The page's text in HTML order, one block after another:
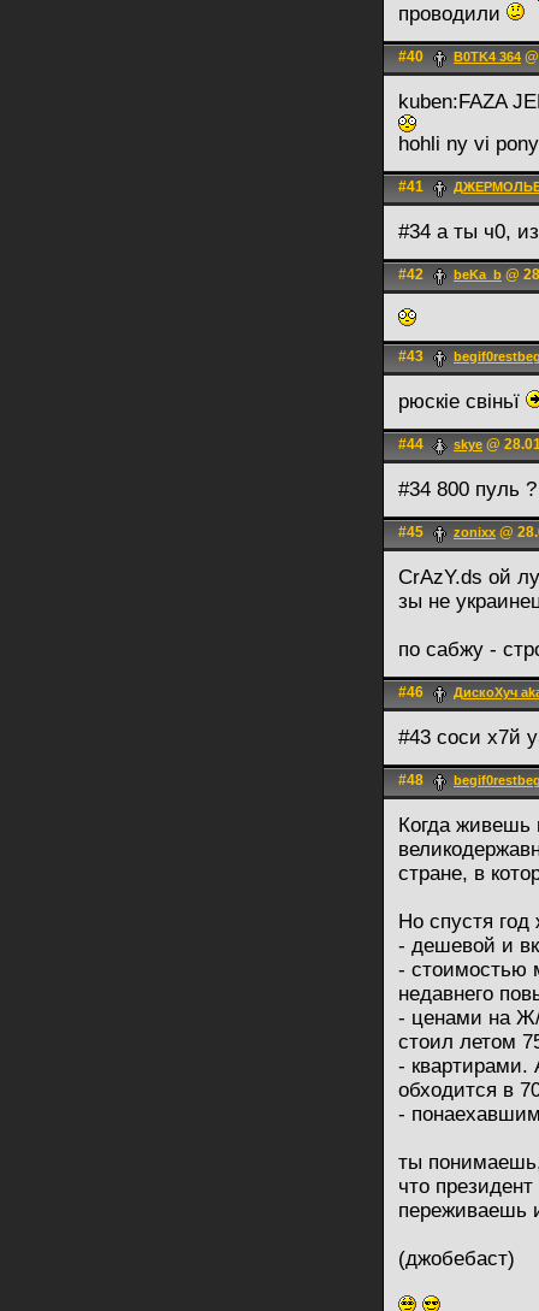
проводили
#40 B0TK4 364
kuben:FAZA
hohli ny vi
#41
#34 а ты ч0,
#42 beKa_b @
#43
рюскіе свіньї
#44 skye @
#34 800 пуль ?
#45 zonixx @
CrAzY.ds ой
зы не
по сабжу -
#46 ДискоХуч
#43 соси х7й
#48
Когда живешь
стране, в
Но спустя
- дешевой и
- стоимостью
недавнего
- ценами на
стоил летом
- квартирами.
обходится в
-
ты понимаешь,
что
переживаешь
(джобебаст)